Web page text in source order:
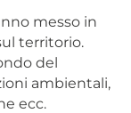
messo in
territorio.
del
ambientali,
ecc.